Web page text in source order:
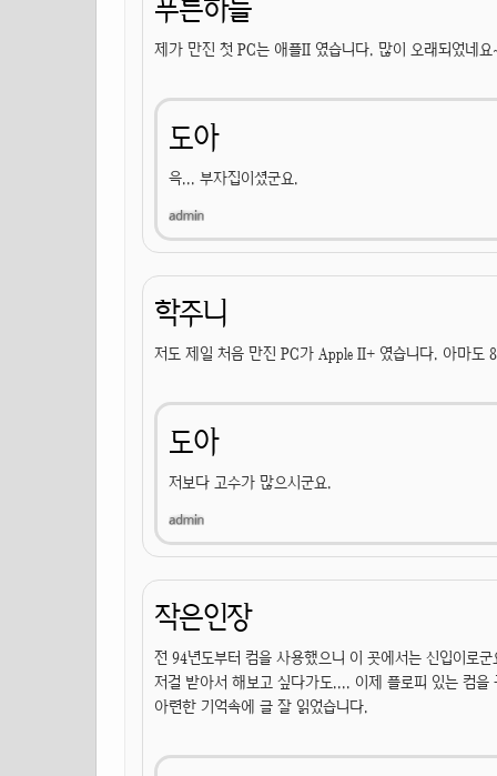
푸른하늘
제가 만진 첫 PC는 애플II 였습니다. 많이 오래되었네요
도아
윽... 부자집이셨군요.
학주니
저도 제일 처음 만진 PC가 Apple II+ 였습니다. 아마
도아
저보다 고수가 많으시군요.
작은인장
전 94년도부터 컴을 사용했으니 이 곳에서는 신입이로
저걸 받아서 해보고 싶다가도.... 이제 플로피 있는 컴을
아련한 기억속에 글 잘 읽었습니다.